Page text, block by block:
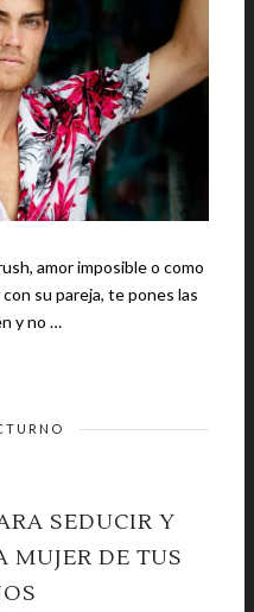
amor imposible o como
su pareja, te pones las
y no …
SEDUCIR Y
MUJER DE TUS